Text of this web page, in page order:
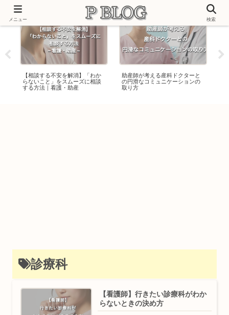
を解消】「わか
スムーズに相談
助産師が考える産科ドクターと
の円滑なコミュニケーションの
取り方
助産師を目指す不安を乗
た私の小さな工夫
診療科
【看護師】行きたい診療科がわか
らないときの決め方
メニュー 検索